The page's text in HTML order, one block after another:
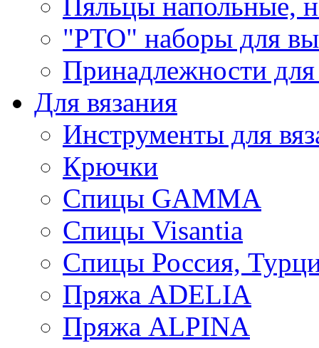
"РТО" наборы для
Принадлежности
Для вязания
Инструменты для
Крючки
Спицы GAMMA
Спицы Visantia
Спицы Россия,
Пряжа ADELIA
Пряжа ALPINA